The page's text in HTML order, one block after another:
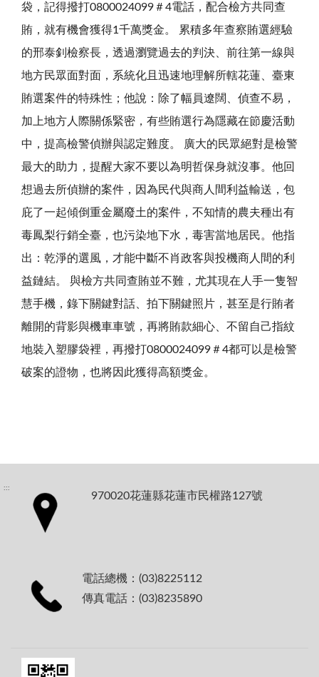
袋，記得撥打0800024099＃4電話，配合檢方共同查
賄，就有機會獲得1千萬獎金。 累積多年查察賄選經驗
的邢泰釗檢察長，透過瀏覽過去的判決、前往第一線與
地方民眾面對面，系統化且迅速地理解所轄花蓮、臺東
賄選案件的特殊性；他說：除了幅員遼闊、偵查不易，
加上地方人際關係緊密，有些賄選行為隱藏在節慶活動
中，提高檢警偵辦與認定難度。 廣大的民眾絕對是檢警
最大的助力，提醒大家不要以為明哲保身就沒事。他回
想過去所偵辦的案件，因為民代與商人間利益輸送，包
庇了一起傾倒重金屬廢土的案件，不知情的農夫種出有
毒鳳梨行銷全臺，也污染地下水，毒害當地居民。他指
出：乾淨的選風，才能中斷不肖政客與投機商人間的利
益鏈結。 與檢方共同查賄並不難，尤其現在人手一隻智
慧手機，錄下關鍵對話、拍下關鍵照片，甚至是行賄者
離開的背影與機車車號，再將賄款細心、不留自己指紋
地裝入塑膠袋裡，再撥打0800024099＃4都可以是檢警
破案的證物，也將因此獲得高額獎金。
:::
970020花蓮縣花蓮市民權路127號
電話總機：(03)8225112
傳真電話：(03)8235890